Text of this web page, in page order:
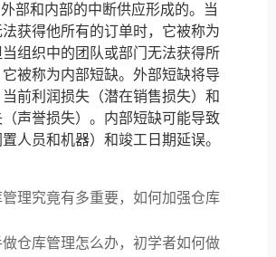
外部和内部的中断供应形成的。当
获得他所有的订单时，它被称为
组织中的团队或部门无法获得所
被称为内部短缺。外部短缺将导
前利润损失（潜在销售损失）和
声誉损失）。内部短缺可能导致
人员和机器）和竣工日期延误。
理究竟有多重要，如何加强仓库
仓库管理怎么办，初学者如何做